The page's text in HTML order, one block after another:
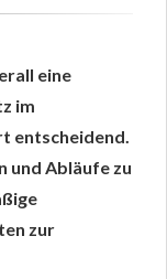
eine
im
entscheidend.
und Abläufe zu
zur